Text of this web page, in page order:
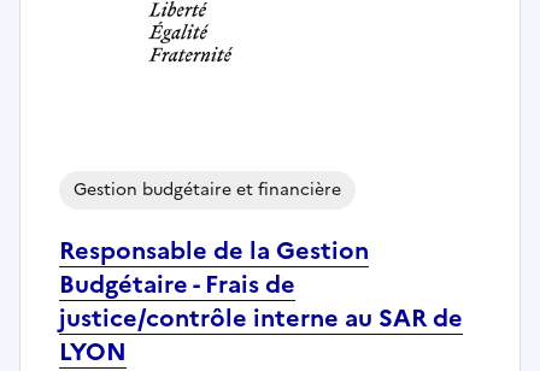
Responsable de la Gestion
Budgétaire - Frais de
justice/contrôle interne au SAR de
LYON
Gestion budgétaire et financière